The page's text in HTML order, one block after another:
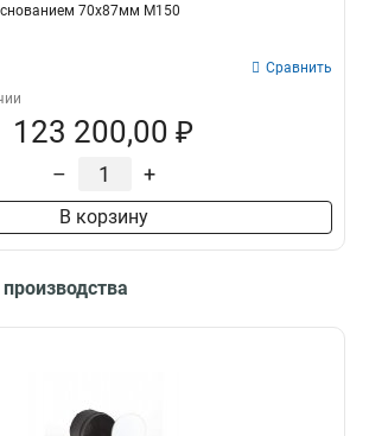
70х87мм M150
Сравнить
123 200,00 ₽
– +
В корзину